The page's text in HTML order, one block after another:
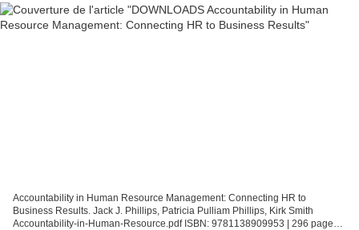
Accountability in Human Resource Management: Connecting HR to
Business Results. Jack J. Phillips, Patricia Pulliam Phillips, Kirk Smith
Accountability-in-Human-Resource.pdf ISBN: 9781138909953 | 296 pages |